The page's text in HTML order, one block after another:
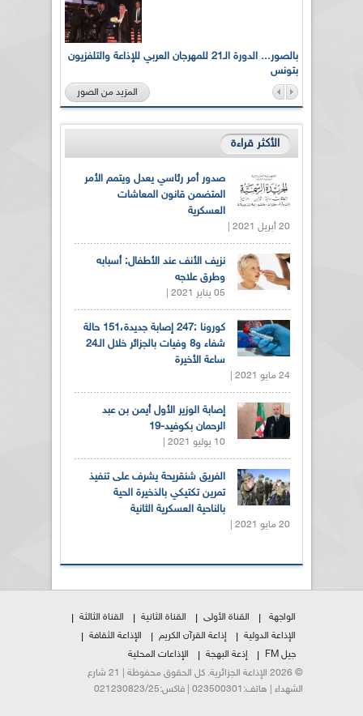
بالصور... الدورة الـ21 للمهرجان العربي للإذاعة والتلفزيون
بتونس
المزيد من الصور
الأكثر قراءة
صدور أمر رئاسي يعدل ويتمم الأمر
المتضمن قانون المعاشات
العسكرية
20 أبريل 2021 |
نزيف الأنف عند الأطفال: أسبابه
وطرق علاجه
05 يناير 2021 |
كورونا :247 إصابة جديدة،151 حالة
شفاء و8 وفيات بالجزائر خلال الـ24
ساعة الأخيرة
24 مايو 2021 |
إصابة الوزير الأول أيمن بن عبد
الرحمان بكوفيد-19
10 يوليو 2021 |
الفريق شنقريحة يشرف على تنفيذ
تمرين تكتيكي بالذخيرة الحية
بالناحية العسكرية الثانية
20 مايو 2021 |
الواجهة القناة الأولى القناة الثانية
القناة الثالثة
الإذاعة الدولية
إذاعة القرآن الكريم
الإذاعة الثقافة
جيل FM
إذعة البهجة
الإذاعات المحلية
© 2026 الإذاعة الجزائرية. كل الحقوق محفوظة | 21 شارع
الشهداء | هاتف:023500301 | فاكس:021230823/25